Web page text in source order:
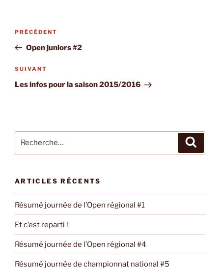
Navigation
l’article
Article
précédent
PRÉCÉDENT
Open juniors #2
Article
suivant
SUIVANT
Les infos pour la saison 2015/2016
pour
ARTICLES RÉCENTS
Résumé journée de l’Open régional #1
Et c’est reparti !
Résumé journée de l’Open régional #4
Résumé journée de championnat national #5